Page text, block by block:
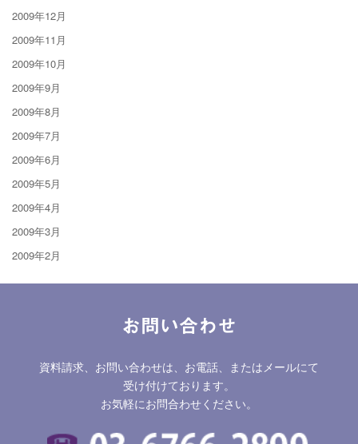
2009年12月
2009年11月
2009年10月
2009年9月
2009年8月
2009年7月
2009年6月
2009年5月
2009年4月
2009年3月
2009年2月
お問い合わせ
資料請求、お問い合わせは、お電話、またはメールにて
受け付けております。
お気軽にお問合わせください。